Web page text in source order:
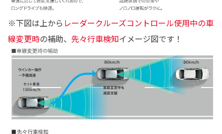
※下図は上から レーダークルーズコントロール使用中の車
線変更時の補助、 先々行車検知イメージ図です！